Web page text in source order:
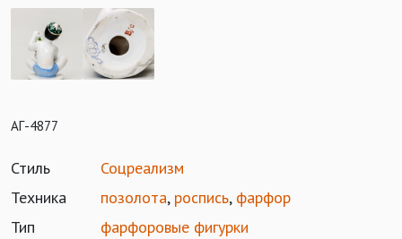
АГ-4877
Стиль
Соцреализм
Техника
позолота, роспись, фарфор
Тип
фарфоровые фигурки